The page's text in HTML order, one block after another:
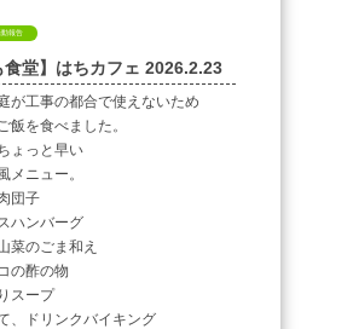
動報告
食堂】はちカフェ 2026.2.23
が工事の都合で使えないため
飯を食べました。
ょっと早い
メニュー。
団子
ハンバーグ
菜のごま和え
の酢の物
スープ
、ドリンクバイキング